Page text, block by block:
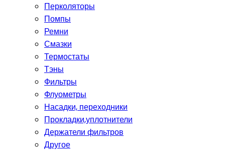
Перколяторы
Помпы
Ремни
Смазки
Термостаты
Тэны
Фильтры
Флуометры
Насадки, переходники
Прокладки,уплотнители
Держатели фильтров
Другое